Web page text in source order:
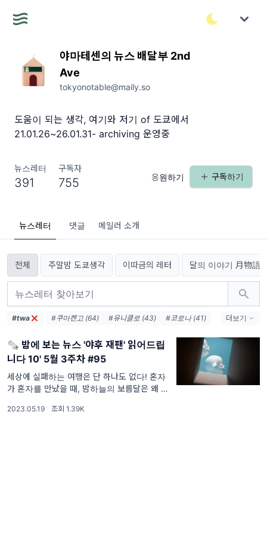
야마테센의 뉴스 배달부 2nd
Ave
tokyonotable@maily.so
도움이 되는 생각, 여기와 저기 of 도쿄에서
21.01.26~26.01.31- archiving 운영중
뉴스레터
391
구독자
755 응원하기 구독하기
뉴스레터 댓글 메일러 소개
전체 주말밤 도쿄생각 이따금의 레터 달의 이야기 月物語
#twa #쿠마켄고 (64) #유니클로 (43)
#코로나 (41)
#시부야 (32)
#스타벅스 (28)
#츠타야 (23)
#안도타다오 (22)
#무라카미하루키 (21)
#사카모토류이치 (21)
#패밀리마트 (21)
더보기
🗞 밤에 보는 뉴스 '야후 재팬' 읽어드립
니다 10' 5월 3주차 #95
세상에 실패하는 여행은 단 하나도 없다! 혼자
가 혼자를 만났을 때, 밤하늘의 보름달은 왜 인
시 여행의 날개를 펴는 요즘, 막상 우린 여행의
2023.05.19 · 조회 1.39K